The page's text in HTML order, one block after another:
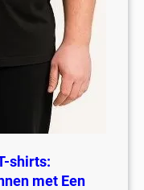
shirts:
met Een